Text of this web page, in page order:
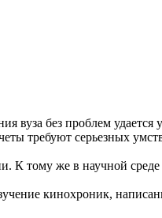
вуза без проблем удается
требуют серьезных
К тому же в научной
кинохроник,